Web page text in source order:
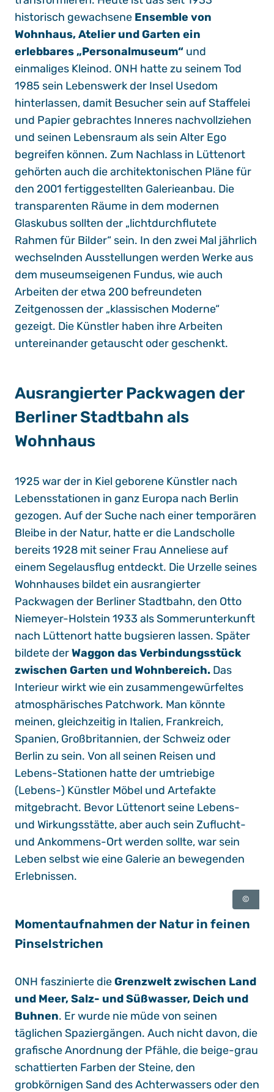
historisch gewachsene Ensemble von
Wohnhaus, Atelier und Garten ein
erlebbares „Personalmuseum“ und
einmaliges Kleinod. ONH hatte zu seinem Tod
1985 sein Lebenswerk der Insel Usedom
hinterlassen, damit Besucher sein auf Staffelei
und Papier gebrachtes Inneres nachvollziehen
und seinen Lebensraum als sein Alter Ego
begreifen können. Zum Nachlass in Lüttenort
gehörten auch die architektonischen Pläne für
den 2001 fertiggestellten Galerieanbau. Die
transparenten Räume in dem modernen
Glaskubus sollten der „lichtdurchflutete
Rahmen für Bilder“ sein. In den zwei Mal jährlich
wechselnden Ausstellungen werden Werke aus
dem museumseigenen Fundus, wie auch
Arbeiten der etwa 200 befreundeten
Zeitgenossen der „klassischen Moderne“
gezeigt. Die Künstler haben ihre Arbeiten
untereinander getauscht oder geschenkt.
Ausrangierter Packwagen der
Berliner Stadtbahn als
Wohnhaus
1925 war der in Kiel geborene Künstler nach
Lebensstationen in ganz Europa nach Berlin
gezogen. Auf der Suche nach einer temporären
Bleibe in der Natur, hatte er die Landscholle
bereits 1928 mit seiner Frau Anneliese auf
einem Segelausflug entdeckt. Die Urzelle seines
Wohnhauses bildet ein ausrangierter
Packwagen der Berliner Stadtbahn, den Otto
Niemeyer-Holstein 1933 als Sommerunterkunft
nach Lüttenort hatte bugsieren lassen. Später
bildete derWaggon das Verbindungsstück
zwischen Garten und Wohnbereich. Das
Interieur wirkt wie ein zusammengewürfeltes
atmosphärisches Patchwork. Man könnte
meinen, gleichzeitig in Italien, Frankreich,
Spanien, Großbritannien, der Schweiz oder
Berlin zu sein. Von all seinen Reisen und
Lebens-Stationen hatte der umtriebige
(Lebens-) Künstler Möbel und Artefakte
mitgebracht. Bevor Lüttenort seine Lebens-
und Wirkungsstätte, aber auch sein Zuflucht-
und Ankommens-Ort werden sollte, war sein
Leben selbst wie eine Galerie an bewegenden
Erlebnissen.
©
Momentaufnahmen der Natur in feinen
Pinselstrichen
ONH faszinierte dieGrenzwelt zwischen Land
und Meer, Salz- und Süßwasser, Deich und
Buhnen. Er wurde nie müde von seinen
täglichen Spaziergängen. Auch nicht davon, die
grafische Anordnung der Pfähle, die beige-grau
schattierten Farben der Steine, den
grobkörnigen Sand des Achterwassers oder den